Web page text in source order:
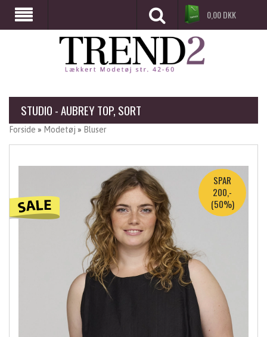
0,00DKK
STUDIO - AUBREY TOP, SORT
Forside » Modetøj » Bluser
SPAR
200,-
(50%)